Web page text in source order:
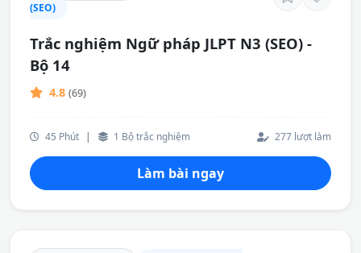
(SEO)
Trắc nghiệm Ngữ pháp JLPT N3 (SEO) -
Bộ 14
4.8 (69)
45 Phút | 1 Bộ trắc nghiệm 277 lượt làm
Làm bài ngay